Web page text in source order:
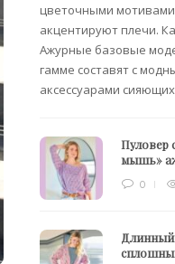
цветочными
акцентируют плечи.
Ажурные базовые
гамме составят с
аксессуарами
Пуловер
мышь»
0
Длинный